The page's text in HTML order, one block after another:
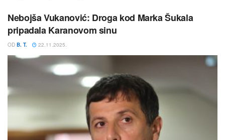
Nebojša Vukanović: Droga kod Marka Šukala
pripadala Karanovom sinu
OD B. T. 22.11.2025.